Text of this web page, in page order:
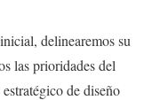
delinearemos su
las prioridades del
de diseño